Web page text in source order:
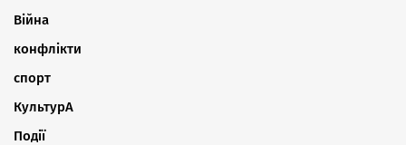
Війна
конфлікти
спорт
КультурА
Події